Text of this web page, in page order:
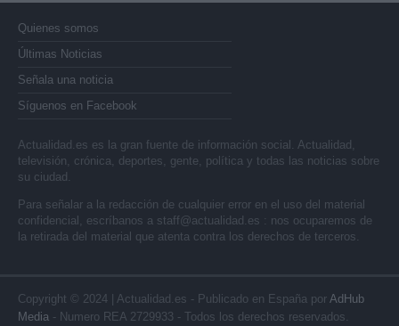
Quienes somos
Últimas Noticias
Señala una noticia
Síguenos en Facebook
Actualidad.es es la gran fuente de información social. Actualidad,
televisión, crónica, deportes, gente, política y todas las noticias sobre
su ciudad.
Para señalar a la redacción de cualquier error en el uso del material
confidencial, escríbanos a staff@actualidad.es : nos ocuparemos de
la retirada del material que atenta contra los derechos de terceros.
Copyright © 2024 | Actualidad.es - Publicado en España por AdHub
Media - Numero REA 2729933 - Todos los derechos reservados.